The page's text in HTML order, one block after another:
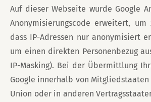
Auf dieser Webseite wurde Google
Anonymisierungscode erweitert, um
dass IP-Adressen nur anonymisiert
um einen direkten Personenbezug
IP-Masking). Bei der Übermittlung
Google innerhalb von
Union oder in anderen